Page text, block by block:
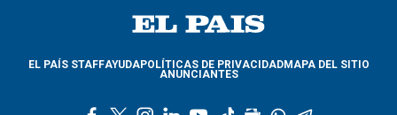
EL PAÍS STAFFAYUDAPOLÍTICAS DE PRIVACIDADMAPA DEL SITIO
ANUNCIANTES